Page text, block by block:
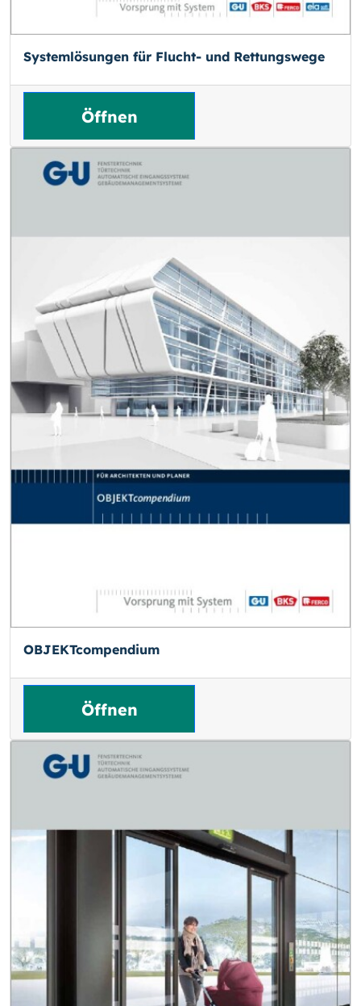
Systemlösungen für Flucht- und Rettungswege
Öffnen
OBJEKTcompendium
Öffnen